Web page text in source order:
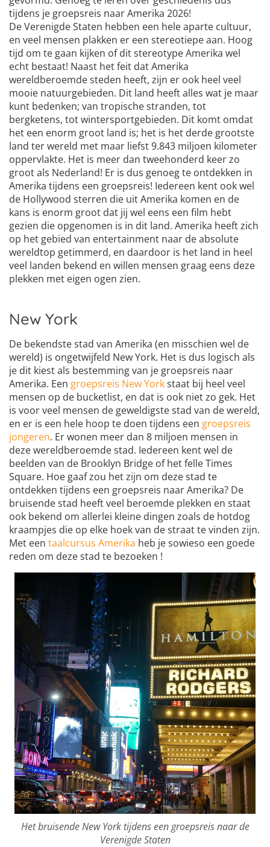
tijdens je groepsreis naar Amerika 2026!
De Verenigde Staten hebben een hele aparte cultuur,
en veel mensen plakken er een stereotiepe aan. Hoog
tijd om te gaan kijken of dit stereotype Amerika wel
echt bestaat! Naast het feit dat Amerika
wereldberoemde steden heeft, zijn er ook heel veel
mooie natuurgebieden. Dit land heeft alles wat je maar
kunt bedenken; van tropische stranden, tot
bergketens, tot wintersportgebieden. Dit komt omdat
het een enorm groot land is; het is het derde grootste
land ter wereld met maar liefst 9.843 miljoen kilometer
oppervlakte. Het is meer dan tweehonderd keer zo
groot als Nederland! Er is dus genoeg te ontdekken in
Amerika tijdens een groepsreis! Iedereen kent ook wel
de Hollywood sterren die uit Amerika komen en de
kans is enorm groot dat jij wel eens een film hebt
gezien die opgenomen is in dit land. Amerika heeft zich
op het gebied van entertainment naar de absolute
wereldtop getimmerd, en daardoor is het land in heel
veel landen bekend en willen mensen graag eens deze
plekken met eigen ogen zien.
New York
De bekendste stad van Amerika (en misschien wel de
wereld) is ongetwijfeld New York. Het is dus logisch als
je dit kiest als bestemming van je groepsreis naar
Amerika. Een groepsreis New Yorkstaat bij heel veel
mensen op de bucketlist, en dat is ook niet zo gek. Het
is voor veel mensen de geweldigste stad van de wereld,
en er is een hele hoop te doen tijdens een groepsreis
jongeren. Er wonen meer dan 8 miljoen mensen in
deze wereldberoemde stad. Iedereen kent wel de
beelden van de Brooklyn Bridge of het felle Times
Square. Hoe gaaf zou het zijn om deze stad te
ontdekken tijdens een groepsreis naar Amerika? De
bruisende stad heeft veel beroemde plekken en staat
ook bekend om allerlei kleine dingen zoals de hotdog
kraampjes die op elke hoek van de straat te vinden zijn.
Met een taalcursus Amerika heb je sowieso een goede
reden om deze stad te bezoeken !
Het bruisende New York tijdens een groepsreis naar de
Verenigde Staten